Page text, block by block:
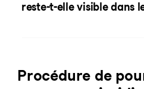
reste-t-elle visible dans
Procédure de